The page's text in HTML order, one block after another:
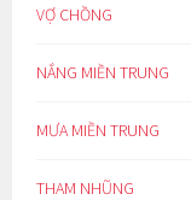
VỢ CHỒNG
NẮNG MIỀN TRUNG
MƯA MIỀN TRUNG
THAM NHŨNG